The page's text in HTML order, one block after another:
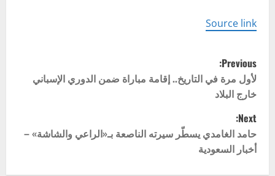
Source link
P
o
s
t
n
Previous:
لأول مرة في التاريخ.. إقامة مباراة ضمن الدوري الإسباني
خارج البلاد
Next:
حامد الغامدي يسطّر سيرته الناصعة بـ«الراعي والشاشة» –
أخبار السعودية